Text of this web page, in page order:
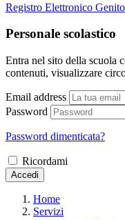
Registro Elettronico
Personale scolastico
Entra nel sito della scuola
contenuti, visualizzare
Email address
Password
Password dimenticata?
Ricordami
Accedi
Home
Servizi